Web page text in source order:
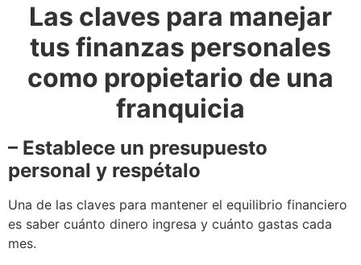
Las claves para manejar
tus finanzas personales
como propietario de una
franquicia
– Establece un presupuesto
personal y respétalo
Una de las claves para mantener el equilibrio financiero
es saber cuánto dinero ingresa y cuánto gastas cada
mes.